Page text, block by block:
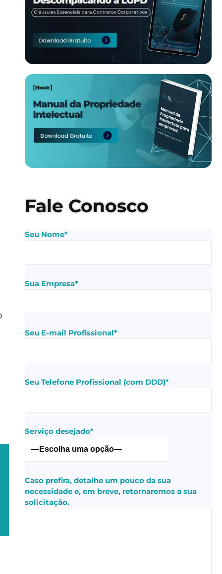
Fale Conosco
Seu Nome*
Sua Empresa*
Seu E-mail Profissional*
Seu Telefone Profissional (com DDD)*
Serviço desejado*
Caso prefira, detalhe um pouco da sua
necessidade e, em breve, retornaremos a sua
solicitação.